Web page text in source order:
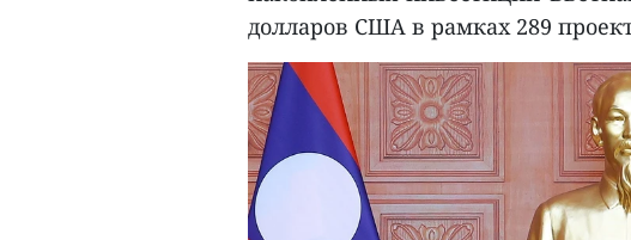
долларов США в рамках 289